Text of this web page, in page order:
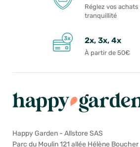
Réglez vos
tranquillité
2x, 3x, 4x
À partir de 50€
Happy Garden - Allstore SAS
Parc du Moulin 121 allée Hélène Boucher